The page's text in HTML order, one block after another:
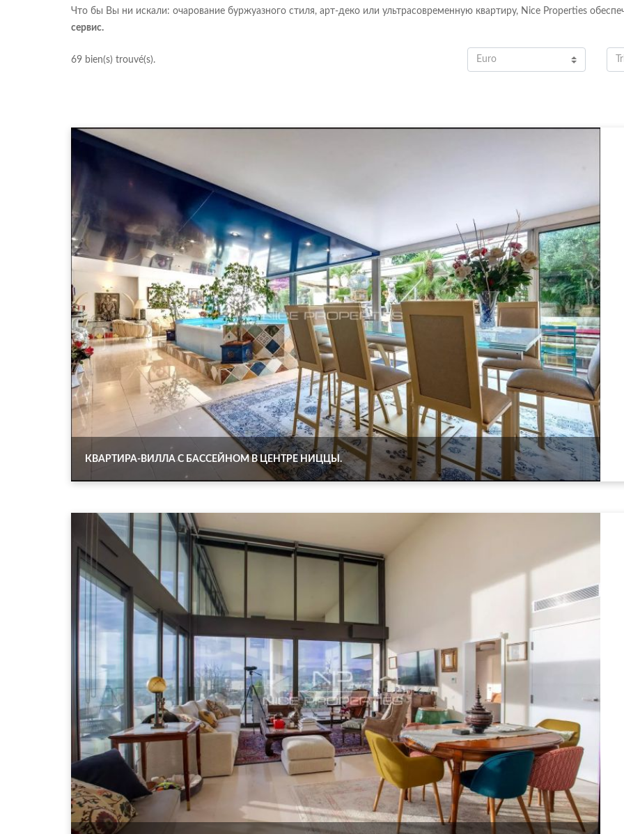
Что бы Вы ни искали: очарование буржуазного стиля, арт-деко или ультрасовременную квартиру, Nice Properties
сервис.
69 bien(s) trouvé(s). Euro
КВАРТИРА-ВИЛЛА С БАССЕЙНОМ В ЦЕНТРЕ НИЦЦЫ.